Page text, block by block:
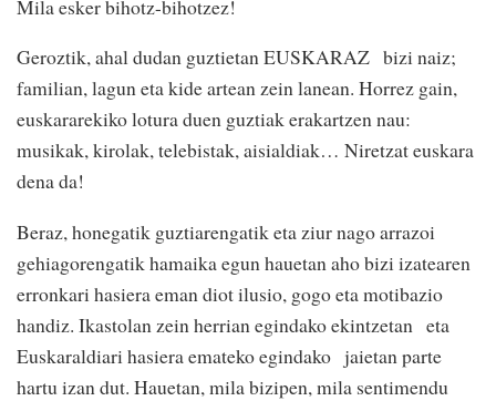
Mila esker bihotz-bihotzez!
Geroztik, ahal dudan guztietan EUSKARAZ bizi naiz;
familian, lagun eta kide artean zein lanean. Horrez gain,
euskararekiko lotura duen guztiak erakartzen nau:
musikak, kirolak, telebistak, aisialdiak… Niretzat euskara
dena da!
Beraz, honegatik guztiarengatik eta ziur nago arrazoi
gehiagorengatik hamaika egun hauetan aho bizi izatearen
erronkari hasiera eman diot ilusio, gogo eta motibazio
handiz. Ikastolan zein herrian egindako ekintzetan eta
Euskaraldiari hasiera emateko egindako jaietan parte
hartu izan dut. Hauetan, mila bizipen, mila sentimendu